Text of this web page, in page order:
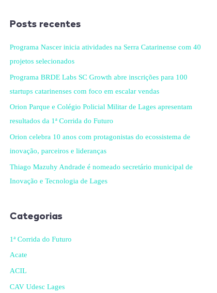
Posts recentes
Programa Nascer inicia atividades na Serra Catarinense com 40
projetos selecionados
Programa BRDE Labs SC Growth abre inscrições para 100
startups catarinenses com foco em escalar vendas
Orion Parque e Colégio Policial Militar de Lages apresentam
resultados da 1ª Corrida do Futuro
Orion celebra 10 anos com protagonistas do ecossistema de
inovação, parceiros e lideranças
Thiago Mazuhy Andrade é nomeado secretário municipal de
Inovação e Tecnologia de Lages
Categorias
1ª Corrida do Futuro
Acate
ACIL
CAV Udesc Lages